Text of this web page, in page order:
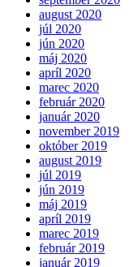
august 2020
júl 2020
jún 2020
máj 2020
apríl 2020
marec 2020
február 2020
január 2020
november 2019
október 2019
august 2019
júl 2019
jún 2019
máj 2019
apríl 2019
marec 2019
február 2019
január 2019